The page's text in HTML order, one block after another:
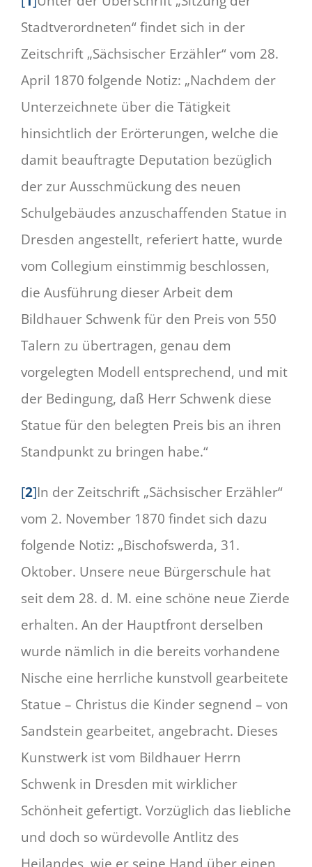
Stadtverordneten“ findet sich in der
Zeitschrift „Sächsischer Erzähler“ vom 28.
April 1870 folgende Notiz: „Nachdem der
Unterzeichnete über die Tätigkeit
hinsichtlich der Erörterungen, welche die
damit beauftragte Deputation bezüglich
der zur Ausschmückung des neuen
Schulgebäudes anzuschaffenden Statue in
Dresden angestellt, referiert hatte, wurde
vom Collegium einstimmig beschlossen,
die Ausführung dieser Arbeit dem
Bildhauer Schwenk für den Preis von 550
Talern zu übertragen, genau dem
vorgelegten Modell entsprechend, und mit
der Bedingung, daß Herr Schwenk diese
Statue für den belegten Preis bis an ihren
Standpunkt zu bringen habe.“
[2]In der Zeitschrift „Sächsischer Erzähler“
vom 2. November 1870 findet sich dazu
folgende Notiz: „Bischofswerda, 31.
Oktober. Unsere neue Bürgerschule hat
seit dem 28. d. M. eine schöne neue Zierde
erhalten. An der Hauptfront derselben
wurde nämlich in die bereits vorhandene
Nische eine herrliche kunstvoll gearbeitete
Statue – Christus die Kinder segnend – von
Sandstein gearbeitet, angebracht. Dieses
Kunstwerk ist vom Bildhauer Herrn
Schwenk in Dresden mit wirklicher
Schönheit gefertigt. Vorzüglich das liebliche
und doch so würdevolle Antlitz des
Heilandes, wie er seine Hand über einen